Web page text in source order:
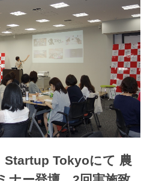
Tokyoにて 農